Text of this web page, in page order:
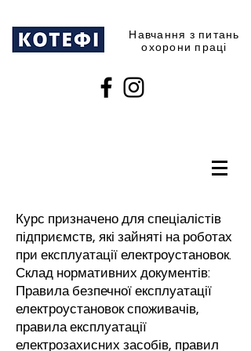
Навчання з питань
охорони праці
Курс призначено для спеціалістів
підприємств, які зайняті на роботах
при експлуатації електроустановок.
Склад нормативних документів:
Правила безпечної експлуатації
електроустановок споживачів,
правила експлуатації
електрозахисних засобів, правил